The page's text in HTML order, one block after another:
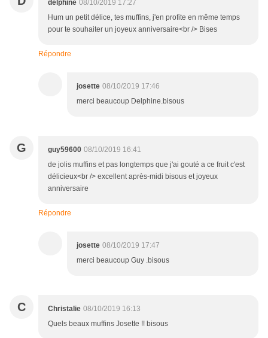
delphine 08/10/2019 17:27
Hum un petit délice, tes muffins, j'en profite en même temps
pour te souhaiter un joyeux anniversaire<br /> Bises
Répondre
josette 08/10/2019 17:46
merci beaucoup Delphine.bisous
G guy59600 08/10/2019 16:41
de jolis muffins et pas longtemps que j'ai gouté a ce fruit c'est
délicieux<br /> excellent après-midi bisous et joyeux
anniversaire
Répondre
josette 08/10/2019 17:47
merci beaucoup Guy .bisous
C Christalie 08/10/2019 16:13
Quels beaux muffins Josette !! bisous